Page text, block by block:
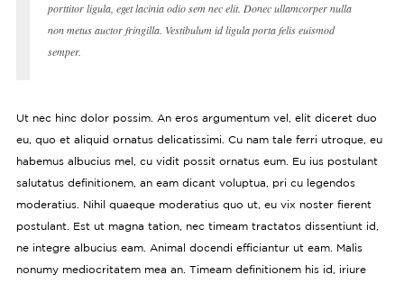
porttitor ligula, eget lacinia odio sem nec elit. Donec ullamcorper nulla
non metus auctor fringilla. Vestibulum id ligula porta felis euismod
semper.
Ut nec hinc dolor possim. An eros argumentum vel, elit diceret duo
eu, quo et aliquid ornatus delicatissimi. Cu nam tale ferri utroque, eu
habemus albucius mel, cu vidit possit ornatus eum. Eu ius postulant
salutatus definitionem, an eam dicant voluptua, pri cu legendos
moderatius. Nihil quaeque moderatius quo ut, eu vix noster fierent
postulant. Est ut magna tation, nec timeam tractatos dissentiunt id,
ne integre albucius eam. Animal docendi efficiantur ut eam. Malis
nonumy mediocritatem mea an. Timeam definitionem his id, iriure